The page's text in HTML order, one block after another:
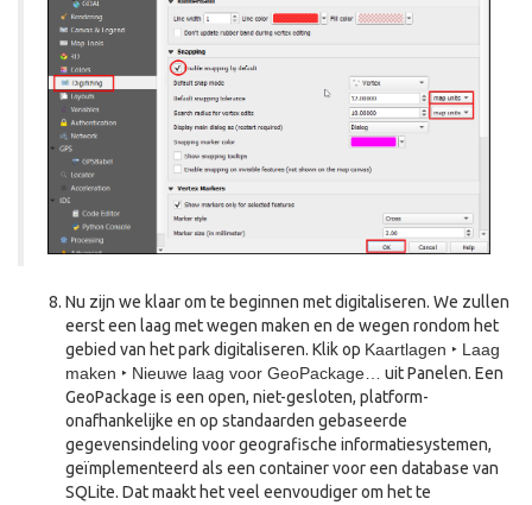
Nu zijn we klaar om te beginnen met digitaliseren. We zullen
eerst een laag met wegen maken en de wegen rondom het
gebied van het park digitaliseren. Klik op Kaartlagen ‣ Laag
maken ‣ Nieuwe laag voor GeoPackage…
uit Panelen. Een
GeoPackage is een open, niet-gesloten, platform-
onafhankelijke en op standaarden gebaseerde
gegevensindeling voor geografische informatiesystemen,
geïmplementeerd als een container voor een database van
SQLite. Dat maakt het veel eenvoudiger om het te